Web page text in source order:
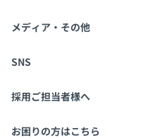
学習
メディア・その他
Tech Team Journal
SNS
X
採用ご担当者様へ
採用・教育をお考えの企業様へ
お困りの方はこちら